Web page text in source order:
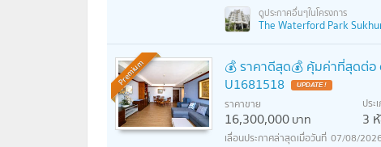
The Waterford Park
Premium
💰 ราคาดีสุด💰 คุ้มค่าที่สุดต่
U1681518
ราคาขาย
16,300,000บาท
ประ
3
07/08/